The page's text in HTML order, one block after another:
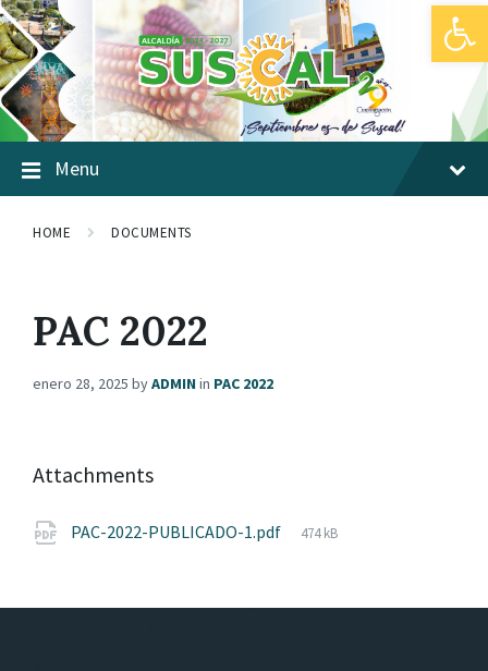
Abrir barra de herramientas
Skip
to
content
Skip
to
main
navigation
Skip
to
footer
Menu
HOME DOCUMENTS
PAC 2022
enero 28, 2025 byADMIN in PAC 2022
Attachments
PAC-2022-PUBLICADO-1.pdf
File
474 kB